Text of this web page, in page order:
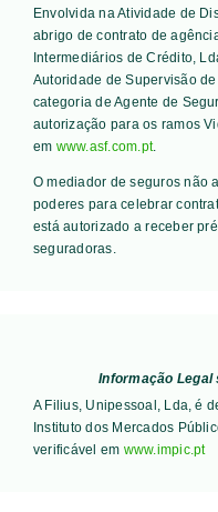
Envolvida na Atividade de
abrigo de contrato de
Intermediários de Crédito,
Autoridade de Supervisão
categoria de Agente de
autorização para os ramos
em www.asf.com.pt.
O mediador de seguros não
poderes para celebrar
está autorizado a receber
seguradoras.
Informação Legal
A Filius, Unipessoal, Lda, é
Instituto dos Mercados
verificável em www.impic.pt